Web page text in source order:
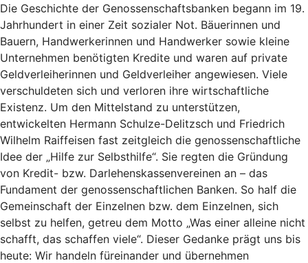
Die Geschichte der Genossenschaftsbanken begann im 19.
Jahrhundert in einer Zeit sozialer Not. Bäuerinnen und
Bauern, Handwerkerinnen und Handwerker sowie kleine
Unternehmen benötigten Kredite und waren auf private
Geldverleiherinnen und Geldverleiher angewiesen. Viele
verschuldeten sich und verloren ihre wirtschaftliche
Existenz. Um den Mittelstand zu unterstützen,
entwickelten Hermann Schulze-Delitzsch und Friedrich
Wilhelm Raiffeisen fast zeitgleich die genossenschaftliche
Idee der „Hilfe zur Selbsthilfe“. Sie regten die Gründung
von Kredit- bzw. Darlehenskassenvereinen an – das
Fundament der genossenschaftlichen Banken. So half die
Gemeinschaft der Einzelnen bzw. dem Einzelnen, sich
selbst zu helfen, getreu dem Motto „Was einer alleine nicht
schafft, das schaffen viele“. Dieser Gedanke prägt uns bis
heute: Wir handeln füreinander und übernehmen